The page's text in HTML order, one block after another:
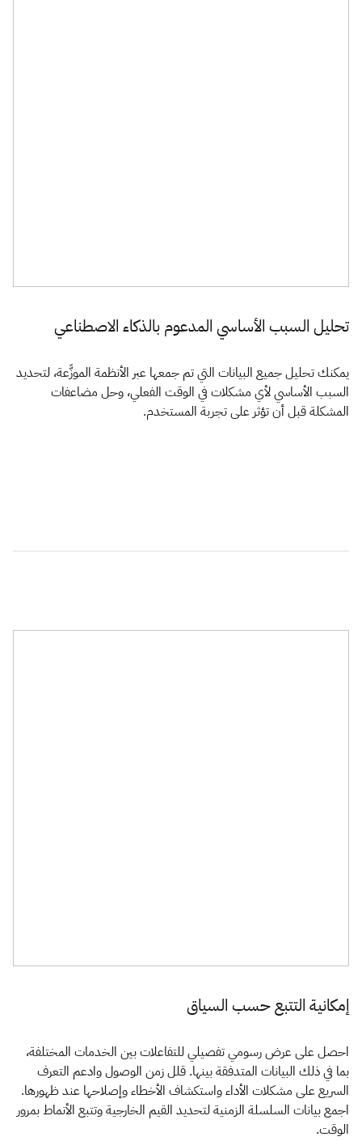
تحليل السبب الأساسي المدعوم بالذكاء الاصطناعي
يمكنك تحليل جميع البيانات التي تم جمعها عبر الأنظمة الموزَّعة، لتحديد
السبب الأساسي لأي مشكلات في الوقت الفعلي، وحل مضاعفات
المشكلة قبل أن تؤثر على تجربة المستخدم.
إمكانية التتبع حسب السياق
احصل على عرض رسومي تفصيلي للتفاعلات بين الخدمات المختلفة،
بما في ذلك البيانات المتدفقة بينها. قلل زمن الوصول وادعم التعرف
السريع على مشكلات الأداء واستكشاف الأخطاء وإصلاحها عند ظهورها.
اجمع بيانات السلسلة الزمنية لتحديد القيم الخارجية وتتبع الأنماط بمرور
الوقت.